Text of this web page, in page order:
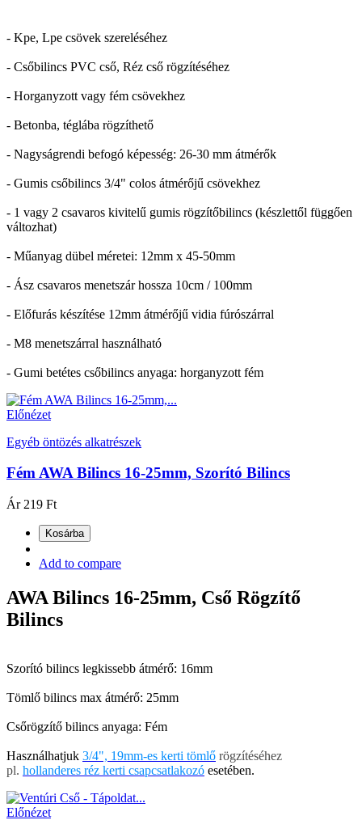
- Kpe, Lpe csövek szereléséhez
- Csőbilincs PVC cső, Réz cső rögzítéséhez
- Horganyzott vagy fém csövekhez
- Betonba, téglába rögzíthető
- Nagyságrendi befogó képesség: 26-30 mm átmérők
- Gumis csőbilincs 3/4" colos átmérőjű csövekhez
- 1 vagy 2 csavaros kivitelű gumis rögzítőbilincs (készlettől függően
változhat)
- Műanyag dübel méretei: 12mm x 45-50mm
- Ász csavaros menetszár hossza 10cm / 100mm
- Előfurás készítése 12mm átmérőjű vidia fúrószárral
- M8 menetszárral használható
- Gumi betétes csőbilincs anyaga: horganyzott fém
Előnézet
Egyéb öntözés alkatrészek
Fém AWA Bilincs 16-25mm, Szorító Bilincs
Ár 219 Ft
Kosárba
Add to compare
AWA Bilincs 16-25mm, Cső Rögzítő
Bilincs
Szorító bilincs legkissebb átmérő: 16mm
Tömlő bilincs max átmérő: 25mm
Csőrögzítő bilincs anyaga: Fém
Használhatjuk 3/4", 19mm-es kerti tömlő rögzítéséhez
pl. hollanderes réz kerti csapcsatlakozó esetében.
Előnézet